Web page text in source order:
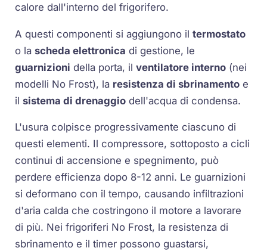
calore dall'interno del frigorifero.
A questi componenti si aggiungono iltermostato
o lascheda elettronica di gestione, le
guarnizioni della porta, ilventilatore interno (nei
modelli No Frost), la resistenza di sbrinamento e
ilsistema di drenaggio dell'acqua di condensa.
L'usura colpisce progressivamente ciascuno di
questi elementi. Il compressore, sottoposto a cicli
continui di accensione e spegnimento, può
perdere efficienza dopo 8-12 anni. Le guarnizioni
si deformano con il tempo, causando infiltrazioni
d'aria calda che costringono il motore a lavorare
di più. Nei frigoriferi No Frost, la resistenza di
sbrinamento e il timer possono guastarsi,